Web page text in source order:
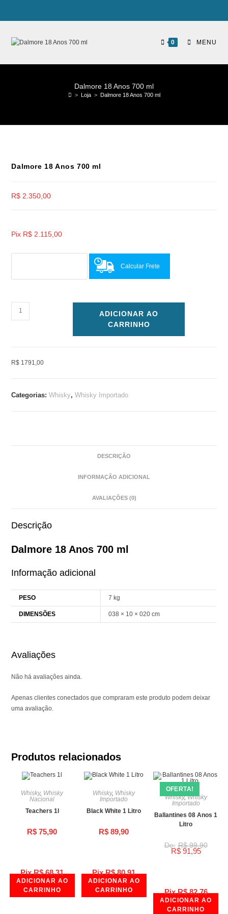
0 MENU
Dalmore 18 Anos 700 ml
> Loja > Dalmore 18 Anos 700 ml
Dalmore 18 Anos 700 ml
R$ 2.350,00
Pix R$ 2.115,00
Calcular Frete
ADICIONAR AO
CARRINHO
R$ 1791,00
Categorias:Whisky,Whisky Importado
DESCRIÇÃO
INFORMAÇÃO ADICIONAL
AVALIAÇÕES (0)
Descrição
Dalmore 18 Anos 700 ml
Informação adicional
PESO 7 kg
DIMENSÕES 038 × 10 × 020 cm
Avaliações
Não há avaliações ainda.
Apenas clientes conectados que compraram este produto podem deixar
uma avaliação.
Produtos relacionados
Pix R$68,31
Whisky, Whisky
Nacional
Teachers 1l
R$ 75,90
ADICIONAR AO
CARRINHO
Pix R$80,91
Whisky, Whisky
Importado
Black White 1 Litro
R$ 89,90
ADICIONAR AO
CARRINHO
Pix R$82,76
OFERTA!
Whisky,Whisky
Importado
Ballantines 08 Anos 1
Litro
R$99,90
R$91,95
ADICIONAR AO
CARRINHO